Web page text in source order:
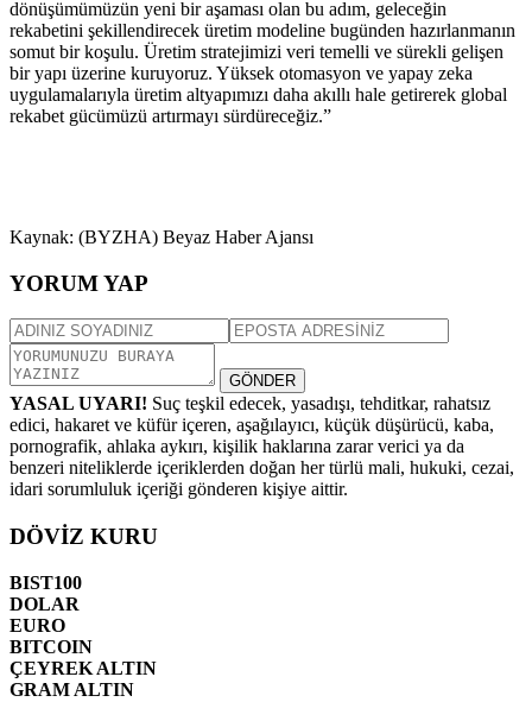
dönüşümümüzün yeni bir aşaması olan bu adım, geleceğin
rekabetini şekillendirecek üretim modeline bugünden hazırlanmanın
somut bir koşulu. Üretim stratejimizi veri temelli ve sürekli gelişen
bir yapı üzerine kuruyoruz. Yüksek otomasyon ve yapay zeka
uygulamalarıyla üretim altyapımızı daha akıllı hale getirerek global
rekabet gücümüzü artırmayı sürdüreceğiz.”
Kaynak: (BYZHA) Beyaz Haber Ajansı
YORUM YAP
GÖNDER
YASAL UYARI! Suç teşkil edecek, yasadışı, tehditkar, rahatsız
edici, hakaret ve küfür içeren, aşağılayıcı, küçük düşürücü, kaba,
pornografik, ahlaka aykırı, kişilik haklarına zarar verici ya da
benzeri niteliklerde içeriklerden doğan her türlü mali, hukuki, cezai,
idari sorumluluk içeriği gönderen kişiye aittir.
DÖVİZ KURU
BIST100
DOLAR
EURO
BITCOIN
ÇEYREK ALTIN
GRAM ALTIN